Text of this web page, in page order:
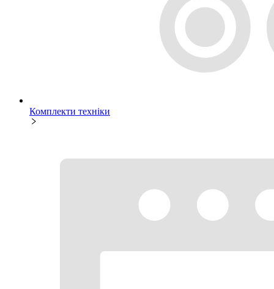
Комплекти техніки